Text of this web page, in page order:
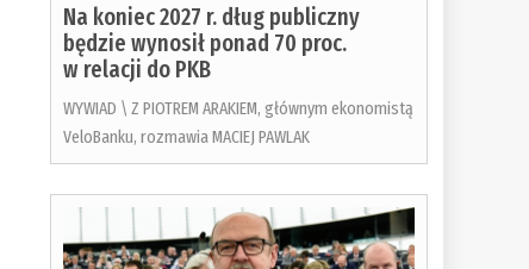
Na koniec 2027 r. dług publiczny
będzie wynosił ponad 70 proc.
w relacji do PKB
WYWIAD \ Z PIOTREM ARAKIEM, głównym ekonomistą
VeloBanku, rozmawia MACIEJ PAWLAK